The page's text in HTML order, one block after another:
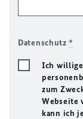
Datenschutz*
Ich willige
zum
Webseite
kann ich